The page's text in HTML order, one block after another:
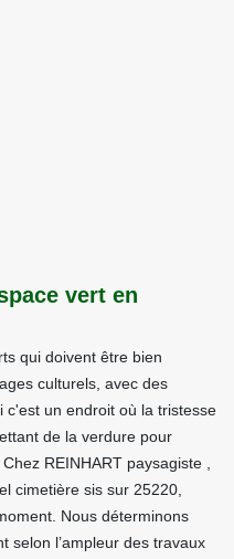
vert en
qui doivent être bien
culturels, avec des
c'est un endroit où la tristesse
de la verdure pour
REINHART paysagiste ,
cimetière sis sur 25220,
Nous déterminons
selon l’ampleur des travaux